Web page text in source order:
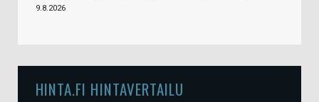
9.8.2026
HINTA.FI HINTAVERTAILU